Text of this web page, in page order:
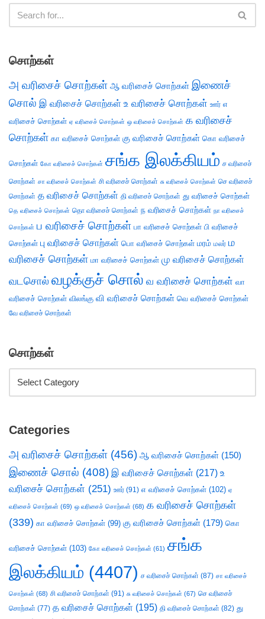
சொற்கள்
அ வரிசைச் சொற்கள் ஆ வரிசைச் சொற்கள் இணைச்
சொல் இ வரிசைச் சொற்கள் உ வரிசைச் சொற்கள் ஊர் எ
வரிசைச் சொற்கள் ஏ வரிசைச் சொற்கள் ஒ வரிசைச் சொற்கள் க வரிசைச்
சொற்கள் கா வரிசைச் சொற்கள் கு வரிசைச் சொற்கள் கொ வரிசைச்
சொற்கள் கோ வரிசைச் சொற்கள் சங்க இலக்கியம் ச வரிசைச்
சொற்கள் சா வரிசைச் சொற்கள் சி வரிசைச் சொற்கள் சு வரிசைச் சொற்கள் செ வரிசைச்
சொற்கள் த வரிசைச் சொற்கள் தி வரிசைச் சொற்கள் து வரிசைச் சொற்கள்
தெ வரிசைச் சொற்கள் தொ வரிசைச் சொற்கள் ந வரிசைச் சொற்கள் நா வரிசைச்
சொற்கள் ப வரிசைச் சொற்கள் பா வரிசைச் சொற்கள் பி வரிசைச்
சொற்கள் பு வரிசைச் சொற்கள் பொ வரிசைச் சொற்கள் மரம் மலர் ம
வரிசைச் சொற்கள் மா வரிசைச் சொற்கள் மு வரிசைச் சொற்கள்
வடசொல் வழக்குச் சொல் வ வரிசைச் சொற்கள் வா
வரிசைச் சொற்கள் விலங்கு வி வரிசைச் சொற்கள் வெ வரிசைச் சொற்கள்
வே வரிசைச் சொற்கள்
சொற்கள்
Categories
அ வரிசைச் சொற்கள் (456) ஆ வரிசைச் சொற்கள் (150)
இணைச் சொல் (408) இ வரிசைச் சொற்கள் (217) உ
வரிசைச் சொற்கள் (251) ஊர் (91) எ வரிசைச் சொற்கள் (102) ஏ
வரிசைச் சொற்கள் (69) ஒ வரிசைச் சொற்கள் (68) க வரிசைச் சொற்கள்
(339) கா வரிசைச் சொற்கள் (99) கு வரிசைச் சொற்கள் (179) கொ
வரிசைச் சொற்கள் (103) கோ வரிசைச் சொற்கள் (61) சங்க
இலக்கியம் (4407) ச வரிசைச் சொற்கள் (87) சா வரிசைச்
சொற்கள் (68) சி வரிசைச் சொற்கள் (91) சு வரிசைச் சொற்கள் (67) செ வரிசைச்
சொற்கள் (77) த வரிசைச் சொற்கள் (195) தி வரிசைச் சொற்கள் (82) து